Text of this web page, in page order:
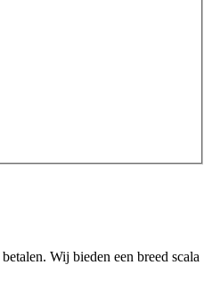
Wij bieden een breed scala